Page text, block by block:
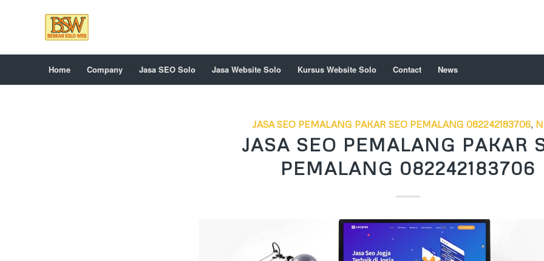
Home Company Jasa SEO Solo Jasa Website Solo Kursus Website Solo Contact News
JASA SEO PEMALANG PAKAR SEO PEMALANG 082242183706,
JASA SEO PEMALANG PAKAR
PEMALANG 082242183706